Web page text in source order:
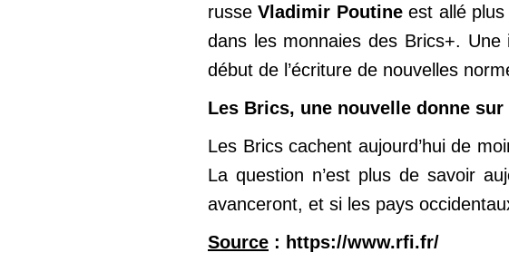
russeVladimir Poutineest allé plus
dans les monnaies des Brics+. Une
début de l’écriture de nouvelles
Les Brics, une nouvelle donne sur
Les Brics cachent aujourd’hui de
La question n’est plus de savoir
avanceront, et si les pays
Source : https://www.rfi.fr/